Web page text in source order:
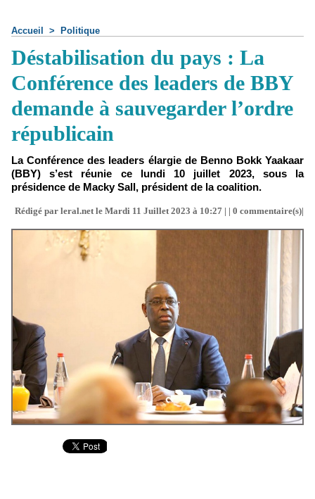
Accueil > Politique
Déstabilisation du pays : La
Conférence des leaders de BBY
demande à sauvegarder l’ordre
républicain
La Conférence des leaders élargie de Benno Bokk Yaakaar
(BBY) s’est réunie ce lundi 10 juillet 2023, sous la
présidence de Macky Sall, président de la coalition.
Rédigé par leral.net le Mardi 11 Juillet 2023 à 10:27 | | 0 commentaire(s)|